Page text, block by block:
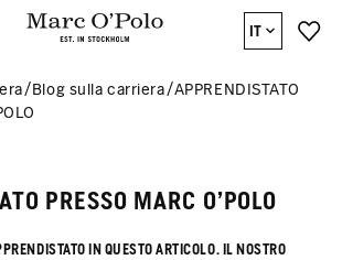
IT
Blog sulla carriera APPRENDISTATO
PRESSO MARC O'POLO
IN QUESTO ARTICOLO. IL NOSTRO